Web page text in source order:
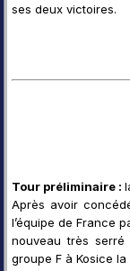
ses deux victoires.
Tour préliminaire :
Après avoir
l’équipe de France
nouveau très
groupe F à Kosice